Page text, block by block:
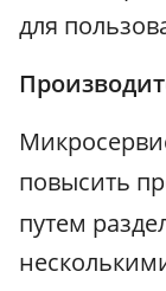
для
повысить
путем